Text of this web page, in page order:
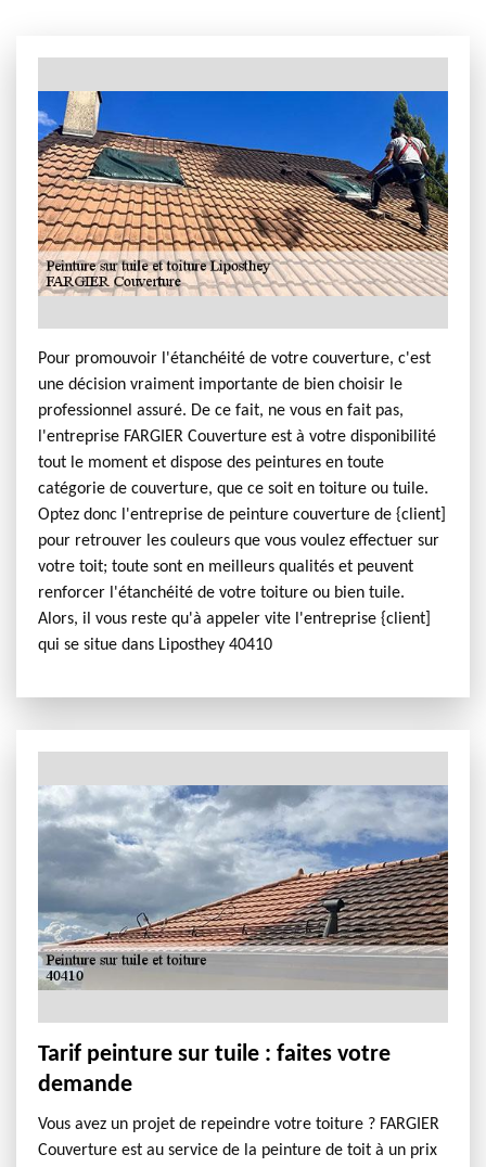
Pour promouvoir l'étanchéité de votre couverture, c'est
une décision vraiment importante de bien choisir le
professionnel assuré. De ce fait, ne vous en fait pas,
l'entreprise FARGIER Couverture est à votre disponibilité
tout le moment et dispose des peintures en toute
catégorie de couverture, que ce soit en toiture ou tuile.
Optez donc l'entreprise de peinture couverture de {client]
pour retrouver les couleurs que vous voulez effectuer sur
votre toit; toute sont en meilleurs qualités et peuvent
renforcer l'étanchéité de votre toiture ou bien tuile.
Alors, il vous reste qu'à appeler vite l'entreprise {client]
qui se situe dans Liposthey 40410
Tarif peinture sur tuile : faites votre
demande
Vous avez un projet de repeindre votre toiture ? FARGIER
Couverture est au service de la peinture de toit à un prix